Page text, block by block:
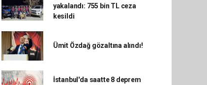
yakalandı: 755 bin TL ceza
kesildi
Ümit Özdağ gözaltına alındı!
İstanbul'da saatte 8 deprem